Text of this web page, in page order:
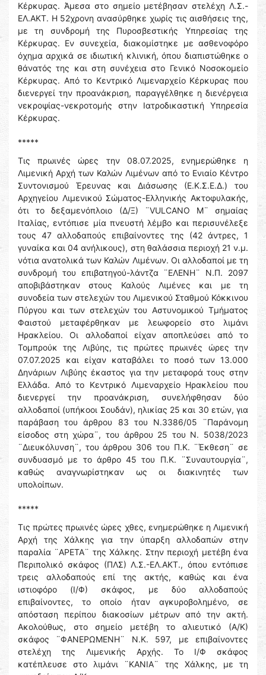
Κέρκυρας. Άμεσα στο σημείο μετέβησαν στελέχη Λ.Σ.-
ΕΛ.ΑΚΤ. Η 52χρονη ανασύρθηκε χωρίς τις αισθήσεις της,
με τη συνδρομή της Πυροσβεστικής Υπηρεσίας της
Κέρκυρας. Εν συνεχεία, διακομίστηκε με ασθενοφόρο
όχημα αρχικά σε ιδιωτική κλινική, όπου διαπιστώθηκε ο
θάνατός της και στη συνέχεια στο Γενικό Νοσοκομείο
Κέρκυρας. Από το Κεντρικό Λιμεναρχείο Κέρκυρας που
διενεργεί την προανάκριση, παραγγέλθηκε η διενέργεια
νεκροψίας-νεκροτομής στην Ιατροδικαστική Υπηρεσία
Κέρκυρας.
*****
Τις πρωινές ώρες την 08.07.2025, ενημερώθηκε η
Λιμενική Αρχή των Καλών Λιμένων από το Ενιαίο Κέντρο
Συντονισμού Έρευνας και Διάσωσης (Ε.Κ.Σ.Ε.Δ.) του
Αρχηγείου Λιμενικού Σώματος-Ελληνικής Ακτοφυλακής,
ότι το δεξαμενόπλοιο (Δ/Ξ) ¨VULCANO M¨ σημαίας
Ιταλίας, εντόπισε μία πνευστή λέμβο και περισυνέλεξε
τους 47 αλλοδαπούς επιβαίνοντες της (42 άντρες, 1
γυναίκα και 04 ανήλικους), στη θαλάσσια περιοχή 21 ν.μ.
νότια ανατολικά των Καλών Λιμένων. Οι αλλοδαποί με τη
συνδρομή του επιβατηγού-λάντζα ¨ΕΛΕΝΗ¨ Ν.Π. 2097
αποβιβάστηκαν στους Καλούς Λιμένες και με τη
συνοδεία των στελεχών του Λιμενικού Σταθμού Κόκκινου
Πύργου και των στελεχών του Αστυνομικού Τμήματος
Φαιστού μεταφέρθηκαν με λεωφορείο στο λιμάνι
Ηρακλείου. Οι αλλοδαποί είχαν αποπλεύσει από το
Τομπρούκ της Λιβύης, τις πρώτες πρωινές ώρες την
07.07.2025 και είχαν καταβάλει το ποσό των 13.000
Δηνάριων Λιβύης έκαστος για την μεταφορά τους στην
Ελλάδα. Από το Κεντρικό Λιμεναρχείο Ηρακλείου που
διενεργεί την προανάκριση, συνελήφθησαν δύο
αλλοδαποί (υπήκοοι Σουδάν), ηλικίας 25 και 30 ετών, για
παράβαση του άρθρου 83 του Ν.3386/05 ¨Παράνομη
είσοδος στη χώρα¨, του άρθρου 25 του Ν. 5038/2023
¨Διευκόλυνση¨, του άρθρου 306 του Π.Κ. ¨Έκθεση¨ σε
συνδυασμό με το άρθρο 45 του Π.Κ. ¨Συναυτουργία¨,
καθώς αναγνωρίστηκαν ως οι διακινητές των
υπολοίπων.
*****
Τις πρώτες πρωινές ώρες χθες, ενημερώθηκε η Λιμενική
Αρχή της Χάλκης για την ύπαρξη αλλοδαπών στην
παραλία ¨ΑΡΕΤΑ¨ της Χάλκης. Στην περιοχή μετέβη ένα
Περιπολικό σκάφος (ΠΛΣ) Λ.Σ.-ΕΛ.ΑΚΤ., όπου εντόπισε
τρεις αλλοδαπούς επί της ακτής, καθώς και ένα
ιστιοφόρο (Ι/Φ) σκάφος, με δύο αλλοδαπούς
επιβαίνοντες, το οποίο ήταν αγκυροβολημένο, σε
απόσταση περίπου διακοσίων μέτρων από την ακτή.
Ακολούθως, στο σημείο μετέβη το αλιευτικό (Α/Κ)
σκάφος ¨ΦΑΝΕΡΩΜΕΝΗ¨ Ν.Κ. 597, με επιβαίνοντες
στελέχη της Λιμενικής Αρχής. Το Ι/Φ σκάφος
κατέπλευσε στο λιμάνι ¨ΚΑΝΙΑ¨ της Χάλκης, με τη